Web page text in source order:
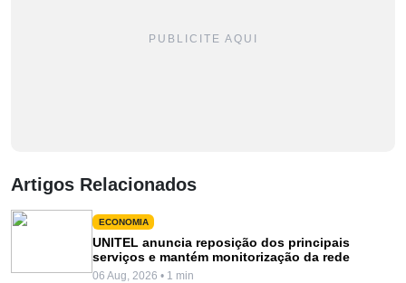
PUBLICITE AQUI
Artigos Relacionados
ECONOMIA
UNITEL anuncia reposição dos principais
serviços e mantém monitorização da rede
06 Aug, 2026 • 1 min